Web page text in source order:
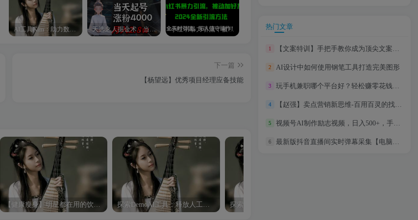
AI工具Kim：助力数字化转型的智能助手 天选之人掘金术，当天起号，7条作品涨粉4000+，单月变现2.8w天选之人掘… 小红书暴力引流，被动加好友，日＋500精准粉，不发作品，不截流，不发私信
下一篇
【杨望远】优秀项目经理应备技能
【健康瘦身】明星都在用的饮食方法 探索DemoAI工具：释放人工智能的无限潜力，助力企业创新与效率提升
热门文章
1 【文案特训】手把手教你成为顶尖文案高手
2 AI设计中如何使用钢笔工具打造完美图形
3 玩手机兼职哪个平台好？轻松赚零花钱，找到适合你的兼职平台
4 【赵强】卖点营销新思维-百用百灵的找卖点方法
5 视频号AI制作励志视频，日入500+，手把手教学
6 最新版抖音直播间实时弹幕采集【电脑永久版脚本+详细操作教程】